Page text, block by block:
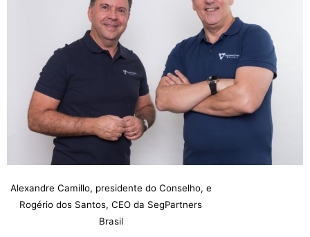
Alexandre Camillo, presidente do Conselho, e
Rogério dos Santos, CEO da SegPartners
Brasil